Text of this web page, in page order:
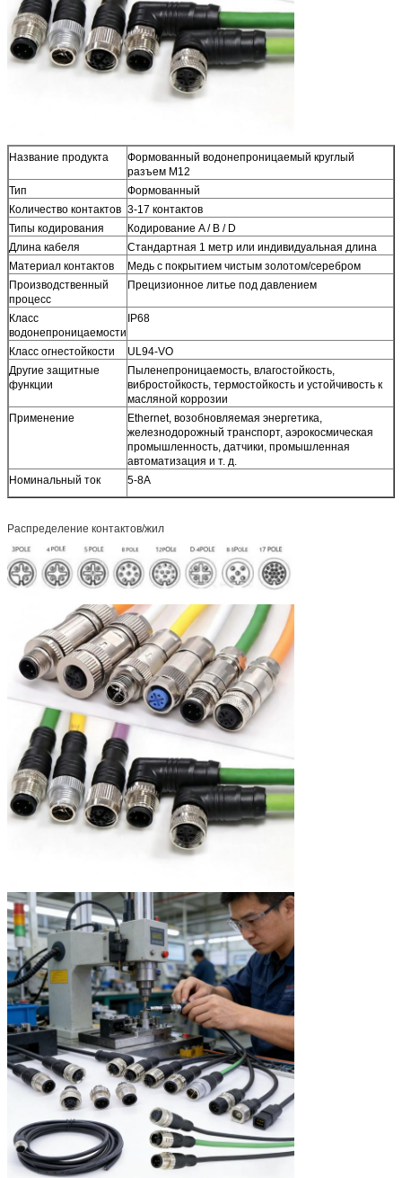
Название продукта
Формованный водонепроницаемый круглый
разъем M12
Тип
Формованный
Количество контактов 3-17 контактов
Типы кодирования
Кодирование A / B / D
Длина кабеля
Стандартная 1 метр или индивидуальная длина
Материал контактов
Медь с покрытием чистым золотом/серебром
Производственный
процесс
Прецизионное литье под давлением
Класс
водонепроницаемости
IP68
Класс огнестойкости
UL94-VO
Другие защитные
функции
Пыленепроницаемость, влагостойкость,
вибростойкость, термостойкость и устойчивость к
масляной коррозии
Применение
Ethernet, возобновляемая энергетика,
железнодорожный транспорт, аэрокосмическая
промышленность, датчики, промышленная
автоматизация и т. д.
Номинальный ток
5-8А
Распределение контактов/жил